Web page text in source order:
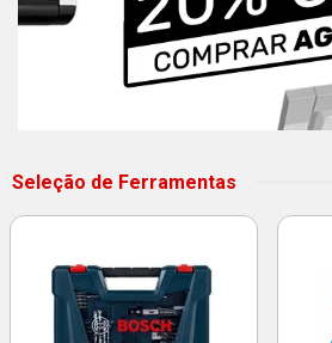
Seleção de Ferramentas